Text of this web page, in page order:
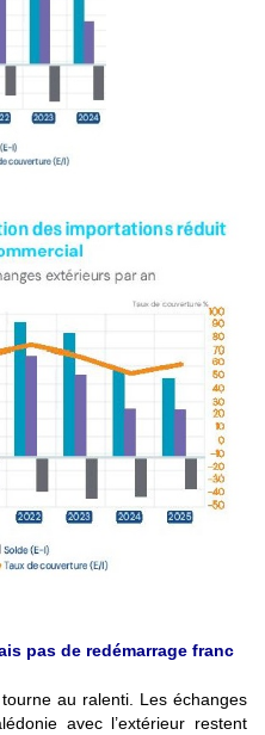
pas de redémarrage franc
au ralenti. Les échanges
avec l’extérieur restent